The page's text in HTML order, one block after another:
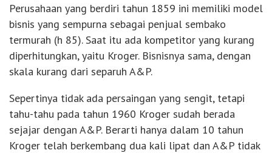
Perusahaan yang berdiri tahun 1859 ini memiliki model
bisnis yang sempurna sebagai penjual sembako
termurah (h 85). Saat itu ada kompetitor yang kurang
diperhitungkan, yaitu Kroger. Bisnisnya sama, dengan
skala kurang dari separuh A&P.
Sepertinya tidak ada persaingan yang sengit, tetapi
tahu-tahu pada tahun 1960 Kroger sudah berada
sejajar dengan A&P. Berarti hanya dalam 10 tahun
Kroger telah berkembang dua kali lipat dan A&P tidak